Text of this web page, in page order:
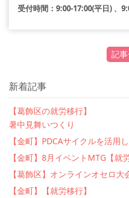
受付時間：9:00-17:00(平日) 、
記
新着記事
【葛飾区の就労移行】
暑中見舞いつくり
【金町】PDCAサイクルを活用
【金町】8月イベントMTG【就
【葛飾区】オンラインオセロ大
【金町】【就労移行】